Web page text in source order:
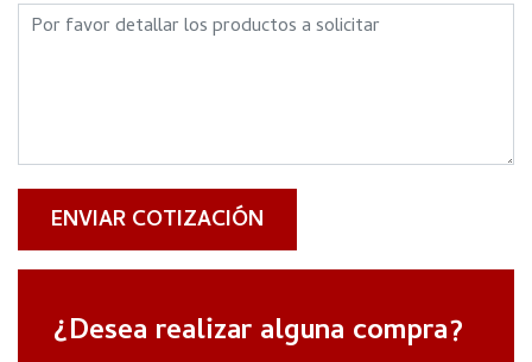
ENVIAR COTIZACIÓN
¿Desea realizar alguna compra?